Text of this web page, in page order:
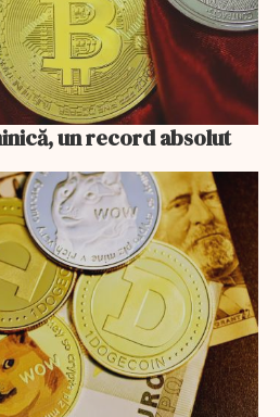
un record absolut